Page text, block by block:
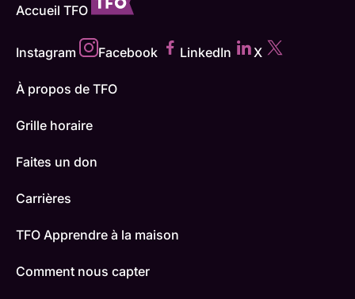
Accueil TFO
Instagram Facebook LinkedIn X
À propos de TFO
Grille horaire
Faites un don
Carrières
TFO Apprendre à la maison
Comment nous capter